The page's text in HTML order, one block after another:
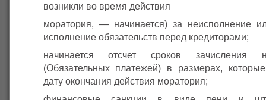
возникли во время действия
моратория, — начинается) за неисполнение
исполнение обязательств перед кредиторами;
начинается отсчет сроков зачисления
(Обязательных платежей) в размерах,
дату окончания действия моратория;